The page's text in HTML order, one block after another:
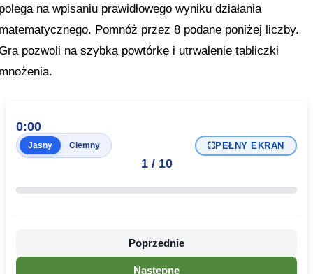
na wpisaniu prawidłowego wyniku działania
Pomnóż przez 8 podane poniżej liczby.
pozwoli na szybką powtórkę i utrwalenie tabliczki
0:00
1/ 10
Jasny Ciemny ⛶PEŁNY EKRAN
Poprzednie
Następne